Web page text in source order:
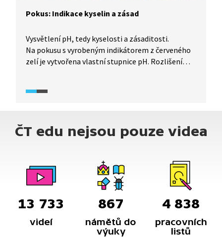
Pokus: Indikace kyselin a zásad
Vysvětlení pH, tedy kyselosti a zásaditosti.
Na pokusu s vyrobeným indikátorem z červeného
zelí je vytvořena vlastní stupnice pH. Rozlišení
ČT edu nejsou pouze videa
13 733
videí
867
námětů do
výuky
4 838
pracovních
listů